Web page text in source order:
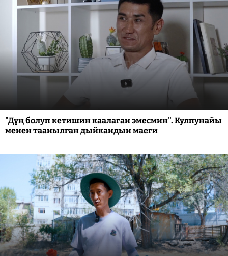
"Дүң болуп кетишин каалаган эмесмин". Кулпунайы
менен таанылган дыйкандын маеги